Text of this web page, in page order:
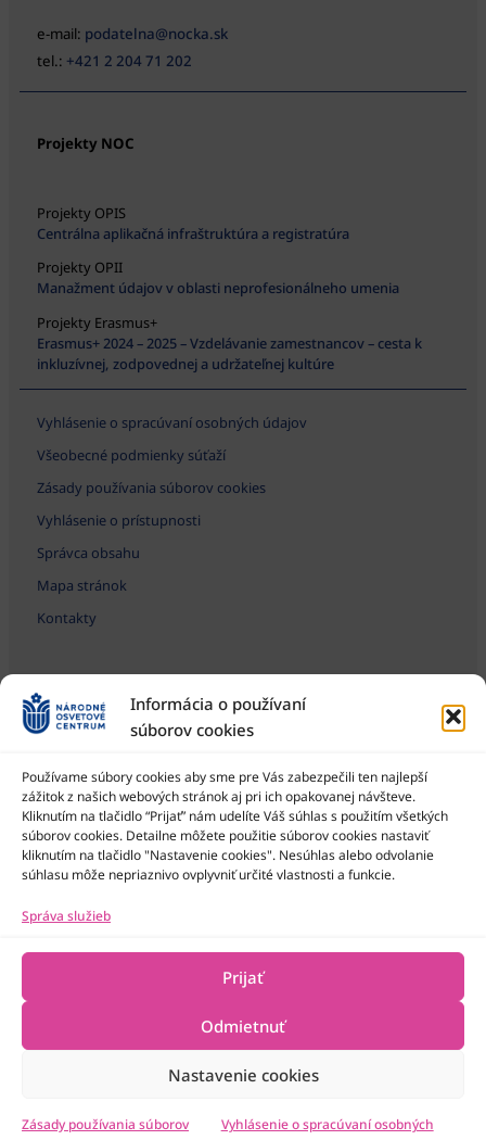
Informácia o používaní
súborov cookies
Používame súbory cookies aby sme pre Vás zabezpečili ten najlepší
zážitok z našich webových stránok aj pri ich opakovanej návšteve.
Kliknutím na tlačidlo “Prijať” nám udelíte Váš súhlas s použitím všetkých
súborov cookies. Detailne môžete použitie súborov cookies nastaviť
kliknutím na tlačidlo "Nastavenie cookies". Nesúhlas alebo odvolanie
súhlasu môže nepriaznivo ovplyvniť určité vlastnosti a funkcie.
Správa služieb
Prijať
Odmietnuť
Nastavenie cookies
Zásady používania súborov Vyhlásenie o spracúvaní osobných
e-mail: podatelna@nocka.sk
tel.: +421 2 204 71 202
Projekty NOC
Projekty OPIS
Centrálna aplikačná infraštruktúra a registratúra
Projekty OPII
Manažment údajov v oblasti neprofesionálneho umenia
Projekty Erasmus+
Erasmus+ 2024 – 2025 – Vzdelávanie zamestnancov – cesta k
inkluzívnej, zodpovednej a udržateľnej kultúre
Vyhlásenie o spracúvaní osobných údajov
Všeobecné podmienky súťaží
Zásady používania súborov cookies
Vyhlásenie o prístupnosti
Správca obsahu
Mapa stránok
Kontakty
Národné osvetové centrum je štátna príspevková organizácia
Ministerstva kultúry SR
2022-2026 © Národné osvetové centrumVšetky práva vyhradené